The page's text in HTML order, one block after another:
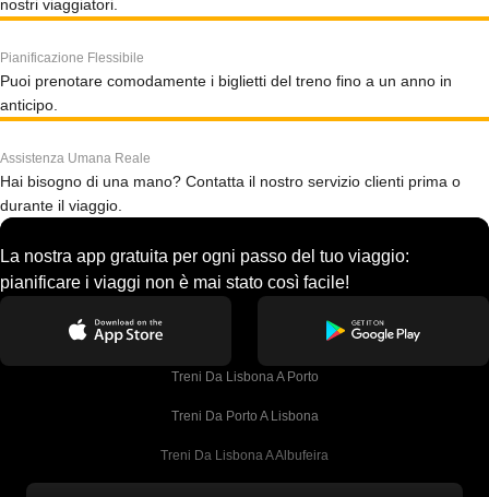
nostri viaggiatori.
Pianificazione Flessibile
Puoi prenotare comodamente i biglietti del treno fino a un anno in
anticipo.
Assistenza Umana Reale
Hai bisogno di una mano? Contatta il nostro servizio clienti prima o
durante il viaggio.
La nostra app gratuita per ogni passo del tuo viaggio:
pianificare i viaggi non è mai stato così facile!
Treni Da Lisbona A Porto
Treni Da Porto A Lisbona
Treni Da Lisbona A Albufeira